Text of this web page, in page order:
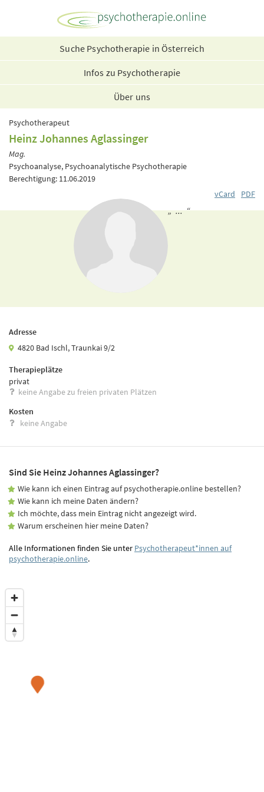
Suche Psychotherapie in Österreich
Infos zu Psychotherapie
Über uns
Psychotherapeut
Heinz Johannes Aglassinger
Mag.
Psychoanalyse, Psychoanalytische Psychotherapie
Berechtigung: 11.06.2019
vCard
PDF
„ ... “
Adresse
4820 Bad Ischl, Traunkai 9/2
Therapieplätze
privat
keine Angabe zu freien privaten Plätzen
Kosten
keine Angabe
Sind Sie Heinz Johannes Aglassinger?
Wie kann ich einen Eintrag auf psychotherapie.online bestellen?
Wie kann ich meine Daten ändern?
Ich möchte, dass mein Eintrag nicht angezeigt wird.
Warum erscheinen hier meine Daten?
Alle Informationen finden Sie unter Psychotherapeut*innen auf
psychotherapie.online.